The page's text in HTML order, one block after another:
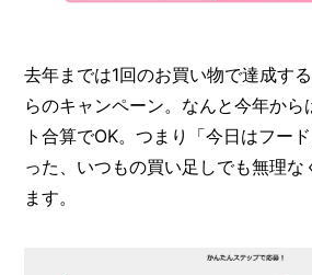
去年までは1回のお買い物で達成す
らのキャンペーン。なんと今年から
ト合算でOK。つまり「今日はフー
った、いつもの買い足しでも無理な
ます。